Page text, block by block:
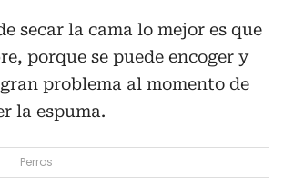
secar la cama lo mejor es que
porque se puede encoger y
problema al momento de
la espuma.
Perros